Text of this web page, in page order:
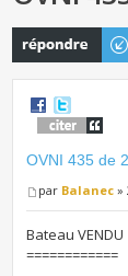
Publier une
réponse
OVNI 435 de
par Balanec »
Bateau VENDU
============